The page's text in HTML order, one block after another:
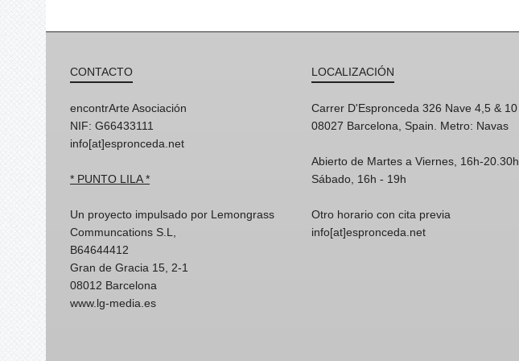
CONTACTO
encontrArte Asociación
NIF: G66433111
info[at]espronceda.net
* PUNTO LILA *
Un proyecto impulsado por Lemongrass
Communcations S.L,
B64644412
Gran de Gracia 15, 2-1
08012 Barcelona
www.lg-media.es
LOCALIZACIÓN
Carrer D'Espronceda 326 Nave 4,5 & 10
08027 Barcelona, Spain. Metro: Navas
Abierto de Martes a Viernes, 16h-20.30h
Sábado, 16h - 19h
Otro horario con cita previa
info[at]espronceda.net